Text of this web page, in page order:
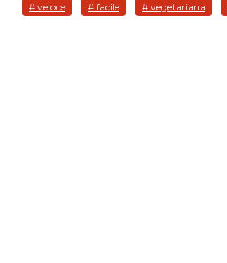
# veloce # facile # vegetariana